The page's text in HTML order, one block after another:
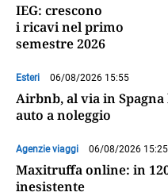
IEG: crescono
i ricavi nel primo
semestre 2026
Esteri 06/08/2026 15:55
Airbnb, al via in
auto a noleggio
Agenzie viaggi 06/08/2026 15:25
Maxitruffa online: in
inesistente